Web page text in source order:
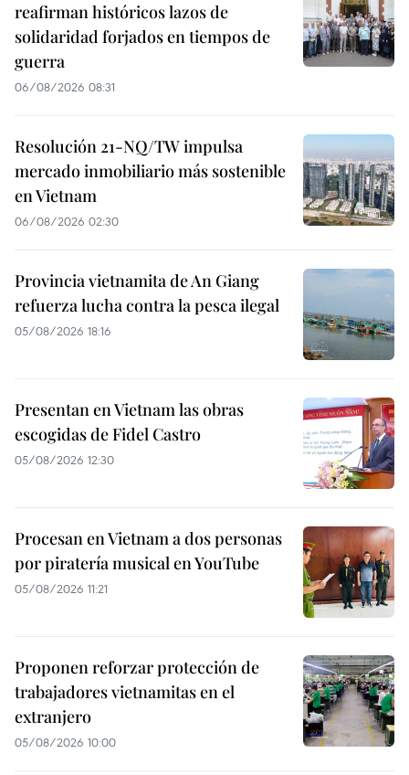
reafirman históricos lazos de
solidaridad forjados en tiempos de
guerra
06/08/2026 08:31
Resolución 21-NQ/TW impulsa
mercado inmobiliario más sostenible
en Vietnam
06/08/2026 02:30
Provincia vietnamita de An Giang
refuerza lucha contra la pesca ilegal
05/08/2026 18:16
Presentan en Vietnam las obras
escogidas de Fidel Castro
05/08/2026 12:30
Procesan en Vietnam a dos personas
por piratería musical en YouTube
05/08/2026 11:21
Proponen reforzar protección de
trabajadores vietnamitas en el
extranjero
05/08/2026 10:00